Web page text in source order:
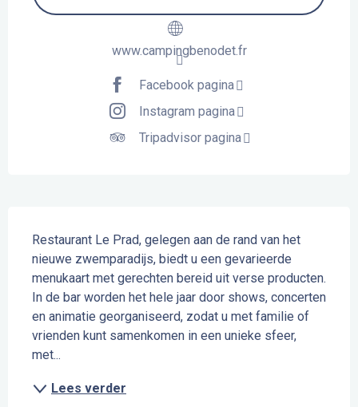
www.campingbenodet.fr
Facebook pagina
Instagram pagina
Tripadvisor pagina
Restaurant Le Prad, gelegen aan de rand van het
nieuwe zwemparadijs, biedt u een gevarieerde
menukaart met gerechten bereid uit verse producten.
In de bar worden het hele jaar door shows, concerten
en animatie georganiseerd, zodat u met familie of
vrienden kunt samenkomen in een unieke sfeer,
met...
Lees verder